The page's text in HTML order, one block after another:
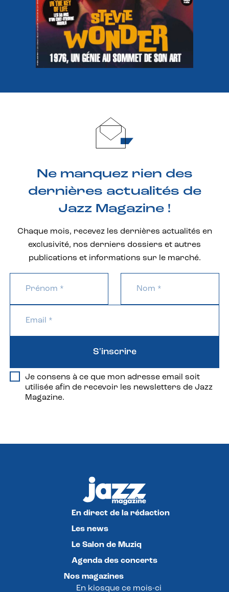
Ne manquez rien des
dernières actualités de
Jazz Magazine !
Chaque mois, recevez les dernières actualités en
exclusivité, nos derniers dossiers et autres
publications et informations sur le marché.
Je consens à ce que mon adresse email soit
utilisée afin de recevoir les newsletters de Jazz
Magazine.
S'inscrire
En direct de la rédaction
Les news
Le Salon de Muziq
Agenda des concerts
Nos magazines
En kiosque ce mois-ci